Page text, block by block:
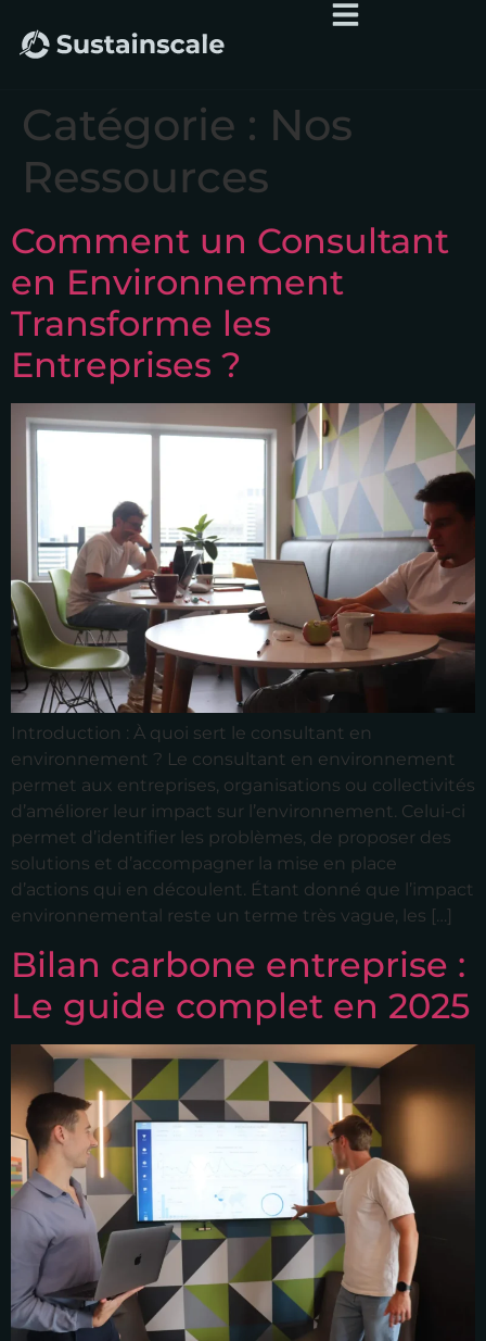
Catégorie : Nos
Ressources
Comment un Consultant
en Environnement
Transforme les
Entreprises ?
Introduction : À quoi sert le consultant en
environnement ? Le consultant en environnement
permet aux entreprises, organisations ou collectivités
d’améliorer leur impact sur l’environnement. Celui-ci
permet d’identifier les problèmes, de proposer des
solutions et d’accompagner la mise en place
d’actions qui en découlent. Étant donné que l’impact
environnemental reste un terme très vague, les […]
Bilan carbone entreprise :
Le guide complet en 2025